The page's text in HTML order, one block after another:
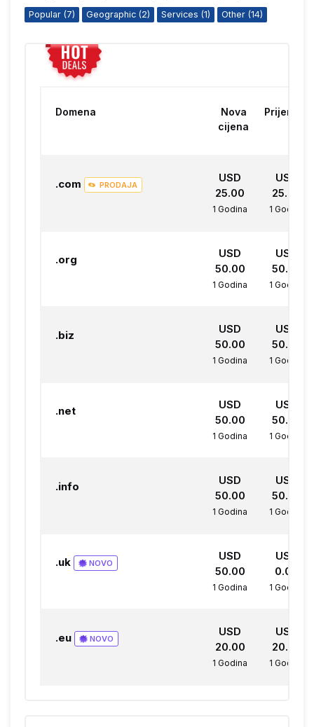
Popular (7) Geographic (2) Services (1) Other (14)
Domena
Nova
cijena
Prijenos
.com PRODAJA
USD
25.00
1 Godina
USD
25.00
1 Godina
.org
USD
50.00
1 Godina
USD
50.00
1 Godina
.biz
USD
50.00
1 Godina
USD
50.00
1 Godina
.net
USD
50.00
1 Godina
USD
50.00
1 Godina
.info
USD
50.00
1 Godina
USD
50.00
1 Godina
.uk NOVO
USD
50.00
1 Godina
USD
0.00
1 Godina
.eu NOVO
USD
20.00
1 Godina
USD
20.00
1 Godina